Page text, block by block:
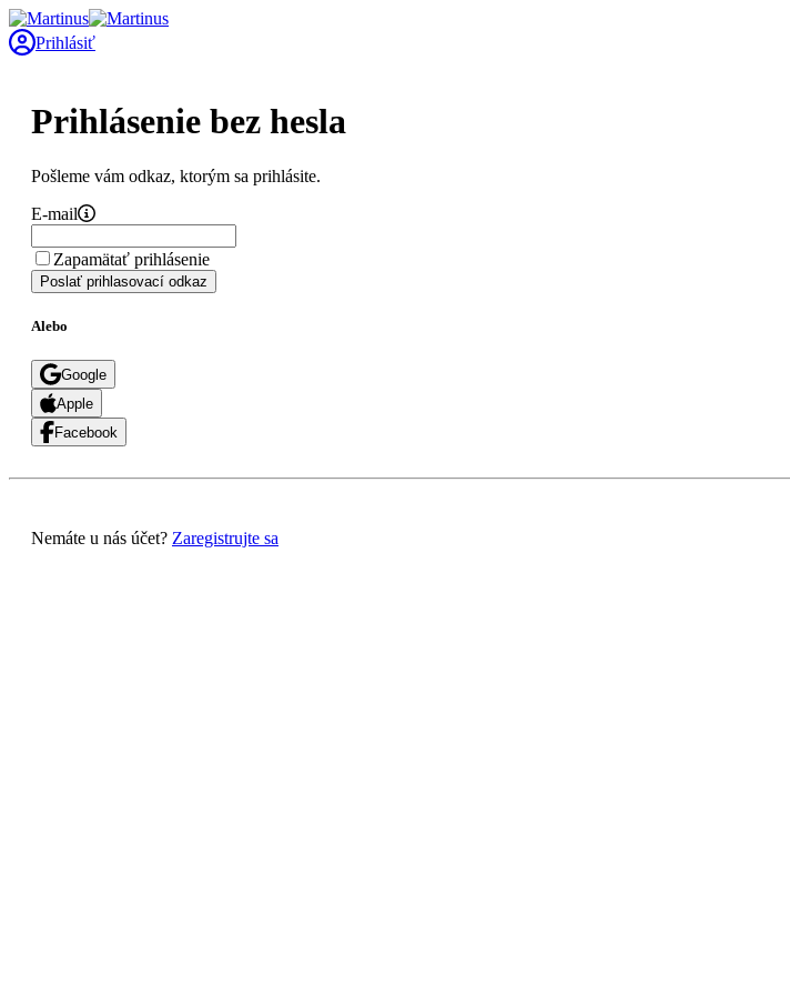
Prihlásiť
Prihlásenie bez hesla
Pošleme vám odkaz, ktorým sa prihlásite.
E-mail
Zapamätať prihlásenie
Poslať prihlasovací odkaz
Alebo
Google
Apple
Facebook
Nemáte u nás účet? Zaregistrujte sa